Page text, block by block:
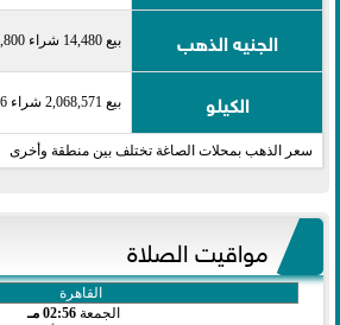
الجنيه الذهب بيع 14,480 شراء 14,800
الكيلو بيع 2,068,571 شراء 2,114,286
سعر الذهب بمحلات الصاغة تختلف بين منطقة وأخرى
مواقيت الصلاة
الجمعة 02:56 مـ